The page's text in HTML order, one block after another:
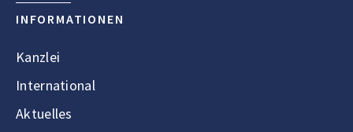
INFORMATIONEN
Kanzlei
International
Aktuelles